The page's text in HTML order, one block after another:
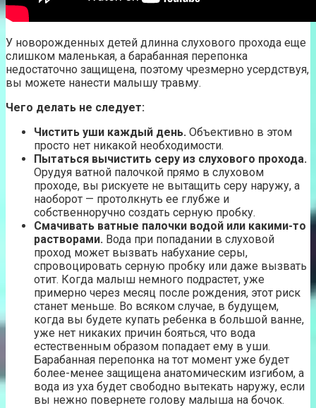
У новорожденных детей длинна слухового прохода еще
слишком маленькая, а барабанная перепонка
недостаточно защищена, поэтому чрезмерно усердствуя,
вы можете нанести малышу травму.
Чего делать не следует:
Чистить уши каждый день. Объективно в этом
просто нет никакой необходимости.
Пытаться вычистить серу из слухового прохода.
Орудуя ватной палочкой прямо в слуховом
проходе, вы рискуете не вытащить серу наружу, а
наоборот — протолкнуть ее глубже и
собственноручно создать серную пробку.
Смачивать ватные палочки водой или какими-то
растворами. Вода при попадании в слуховой
проход может вызвать набухание серы,
спровоцировать серную пробку или даже вызвать
отит. Когда малыш немного подрастет, уже
примерно через месяц после рождения, этот риск
станет меньше. Во всяком случае, в будущем,
когда вы будете купать ребенка в большой ванне,
уже нет никаких причин бояться, что вода
естественным образом попадает ему в уши.
Барабанная перепонка на тот момент уже будет
более-менее защищена анатомическим изгибом, а
вода из уха будет свободно вытекать наружу, если
вы нежно повернете голову малыша на бочок.